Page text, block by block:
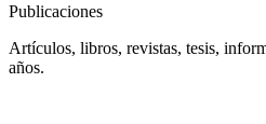
Publicaciones
Artículos, libros, revistas, tesis,
años.